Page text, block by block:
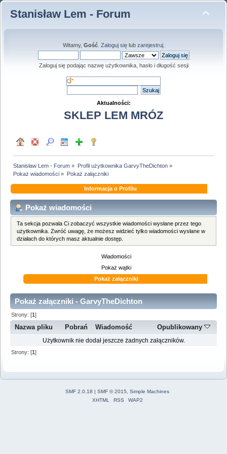
Stanisław Lem - Forum
Witamy, Gość. Zaloguj sięlub zarejestruj.
Zaloguj się podając nazwę użytkownika, hasło i długość sesji
Aktualności:
SKLEP LEM MRÓZ
Stanisław Lem - Forum » Profil użytkownika GarvyTheDichton»
Pokaż wiadomości » Pokaż załączniki
Informacja o Profilu
Pokaż wiadomości
Ta sekcja pozwala Ci zobaczyć wszystkie wiadomości wysłane przez tego
użytkownika. Zwróć uwagę, że możesz widzieć tylko wiadomości wysłane w
działach do których masz aktualnie dostęp.
Wiadomości
Pokaż wątki
Pokaż załączniki
Pokaż załączniki - GarvyTheDichton
Strony: [1]
Nazwa pliku Pobrań Wiadomość Opublikowany
Użytkownik nie dodał jeszcze żadnych załączników.
Strony: [1]
SMF 2.0.18 | SMF © 2015
Simple Machines
XHTML
RSS WAP2